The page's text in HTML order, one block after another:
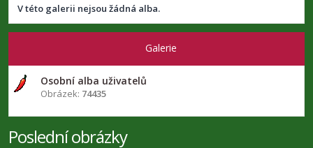
t
V této galerii nejsou žádná alba.
Galerie
Osobní alba uživatelů
Obrázek: 74435
Poslední obrázky